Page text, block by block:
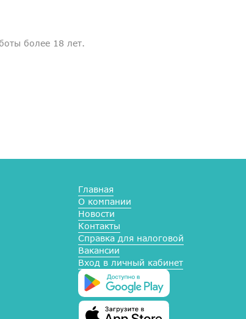
более 18 лет.
Главная
О компании
Новости
Контакты
Справка для налоговой
Вакансии
Вход в личный кабинет